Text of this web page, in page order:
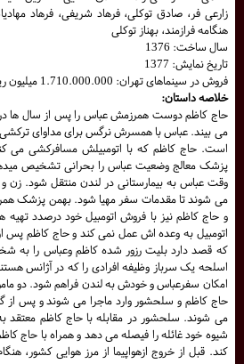
زارعی فر، صادق توکلی، فرهاد شریفی، فرهاد
هنگامه فرازمند، بهناز توکلی
سال ساخت: 1376
تاریخ نمایش: 1377
فروش در سینماهای تهران: 1.710.000.000 میلیون ریال
خلاصه داستان:
حاج کاظم دوست همرزمش عباس را پس از سال ها در
می بیند. عباس با همسرش نرگس برای مداوای ترکشی
است. حاج کاظم که با اتومبیلش مسافرکشی می
پزشک معالج وضعیت عباس را بحرانی تشخیص
وقت عباس به بیمارستانی در لندن منتقل شود.
می شوند تا مقدمات سفر مهیا شود. بهمن پزشک
و حاج کاظم نیز با فروش اتومبیل خود درصدد تهیه
اتومبیل به وعده اش عمل نمی کند و حاج کاظم پس
که قصد دارد بلیت رزور شده کاظم وعباس را به
اسلحه یک سرباز وظیفه افرادی را که در آژانس
امکان سفرعباس و خودش به لندن فراهم شود. دو
حاج کاظم و سلحشور وارد ماجرا می شوند و پس از
می شوند. سلحشور در مقابله با حاج کاظم
شیوه خود غائله را فیصله می دهد و همراه با حاج
کند. قبل از خروج ازهواپیما از مرز هوایی کشور،